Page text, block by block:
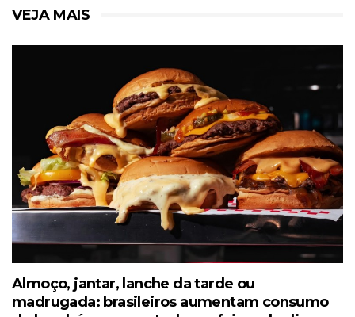
VEJA MAIS
Almoço, jantar, lanche da tarde ou
madrugada: brasileiros aumentam consumo